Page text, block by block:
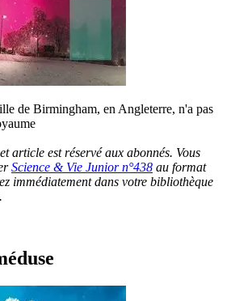
de Birmingham, en Angleterre, n'a pas
article est réservé aux abonnés. Vous
Science & Vie Junior n°438 au format
immédiatement dans votre bibliothèque